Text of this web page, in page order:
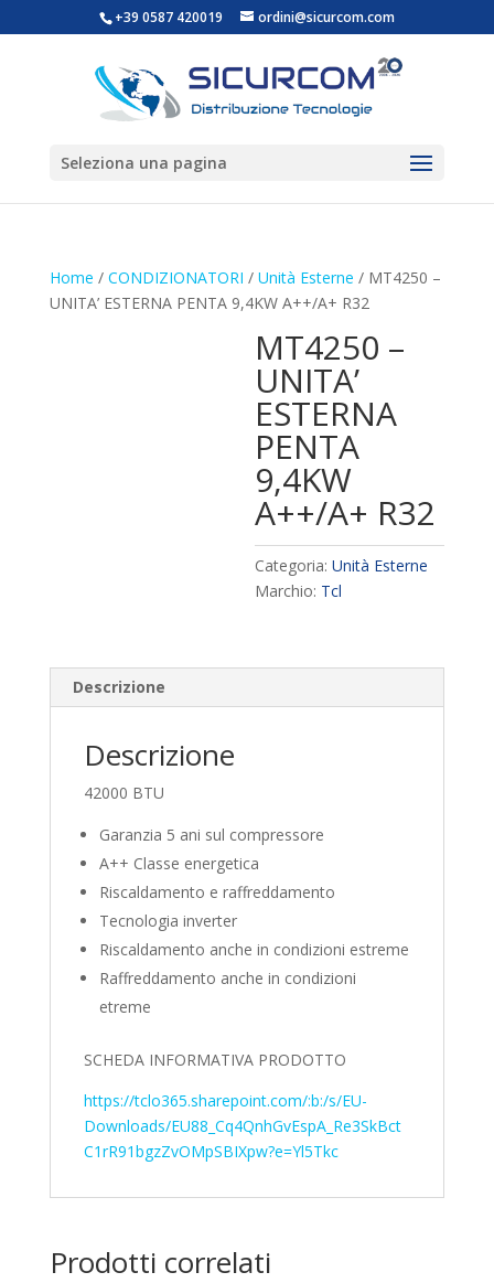
+39 0587 420019 ordini@sicurcom.com
Seleziona una pagina
Home / CONDIZIONATORI / Unità Esterne / MT4250 –
UNITA’ ESTERNA PENTA 9,4KW A++/A+ R32
MT4250 –
UNITA’
ESTERNA
PENTA
9,4KW
A++/A+ R32
Categoria:Unità Esterne
Marchio: Tcl
Descrizione
Descrizione
42000 BTU
Garanzia 5 ani sul compressore
A++ Classe energetica
Riscaldamento e raffreddamento
Tecnologia inverter
Riscaldamento anche in condizioni estreme
Raffreddamento anche in condizioni
etreme
SCHEDA INFORMATIVA PRODOTTO
https://tclo365.sharepoint.com/:b:/s/EU-
Downloads/EU88_Cq4QnhGvEspA_Re3SkBct
C1rR91bgzZvOMpSBIXpw?e=Yl5Tkc
Prodotti correlati